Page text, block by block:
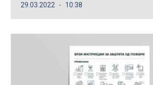
29.03.2022 10:38